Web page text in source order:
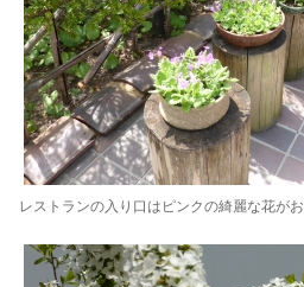
レストランの入り口はピンクの綺麗な花がお